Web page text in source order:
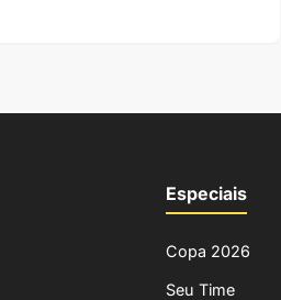
Especiais
Copa 2026
Seu Time